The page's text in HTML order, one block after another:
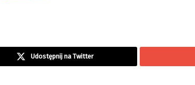
Udostępnij na Twitter